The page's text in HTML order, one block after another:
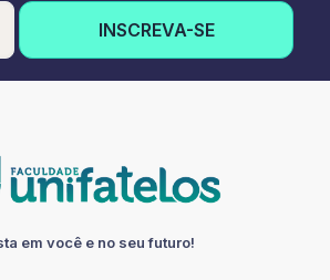
INSCREVA-SE
em você e no seu futuro!